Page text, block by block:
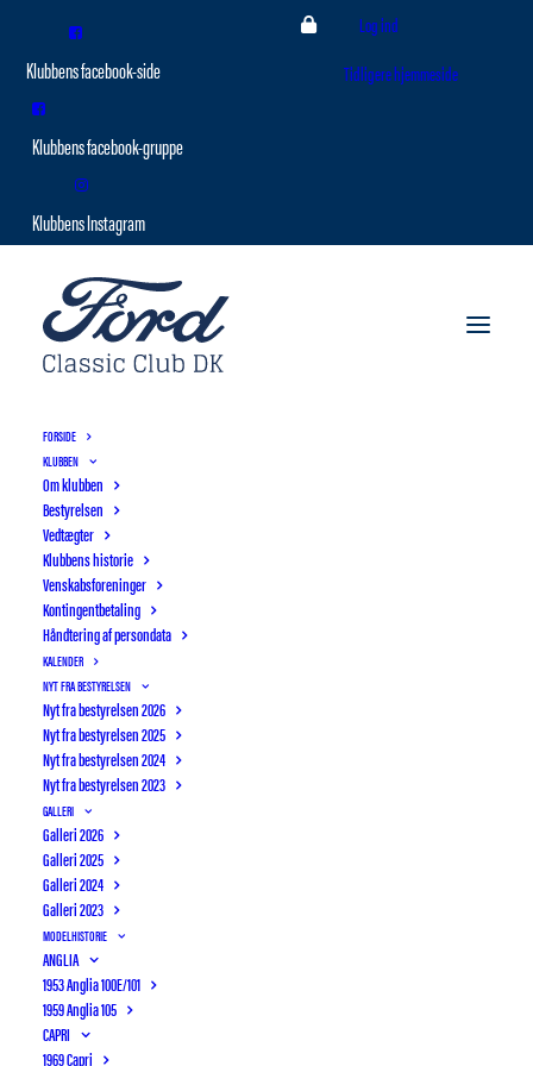
Log ind
Tidligere hjemmeside
FORSIDE
KLUBBEN
Om klubben
Bestyrelsen
Vedtægter
Klubbens historie
Venskabsforeninger
Kontingentbetaling
Håndtering af persondata
KALENDER
NYT FRA BESTYRELSEN
Nyt fra bestyrelsen 2026
Nyt fra bestyrelsen 2025
Nyt fra bestyrelsen 2024
Nyt fra bestyrelsen 2023
GALLERI
Galleri 2026
Galleri 2025
Galleri 2024
Galleri 2023
MODELHISTORIE
ANGLIA
1953 Anglia 100E/101
1959 Anglia 105
CAPRI
1969 Capri
Nyt fra Motorhistorisk Samråd
blandt andet om vægtafgift
8 JANUAR, 2025